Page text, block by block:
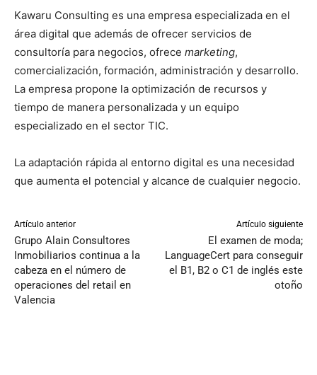
Kawaru Consulting es una empresa especializada en el
área digital que además de ofrecer servicios de
consultoría para negocios, ofrece marketing,
comercialización, formación, administración y desarrollo.
La empresa propone la optimización de recursos y
tiempo de manera personalizada y un equipo
especializado en el sector TIC.
La adaptación rápida al entorno digital es una necesidad
que aumenta el potencial y alcance de cualquier negocio.
Artículo anterior
Grupo Alain Consultores
Inmobiliarios continua a la
cabeza en el número de
operaciones del retail en
Valencia
Artículo siguiente
El examen de moda;
LanguageCert para conseguir
el B1, B2 o C1 de inglés este
otoño